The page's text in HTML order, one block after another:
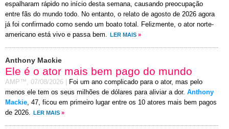
espalharam rápido no início desta semana, causando preocupação
entre fãs do mundo todo. No entanto, o relato de agosto de 2026 agora
já foi confirmado como sendo um boato total. Felizmente, o ator norte-
americano está vivo e passa bem.
LER MAIS »
Anthony Mackie
Ele é o ator mais bem pago do mundo
AMP™, 07/08/2026
Foi um ano complicado para o ator, mas pelo
menos ele tem os seus milhões de dólares para aliviar a dor. Anthony
Mackie, 47, ficou em primeiro lugar entre os 10 atores mais bem pagos
de 2026.
LER MAIS »